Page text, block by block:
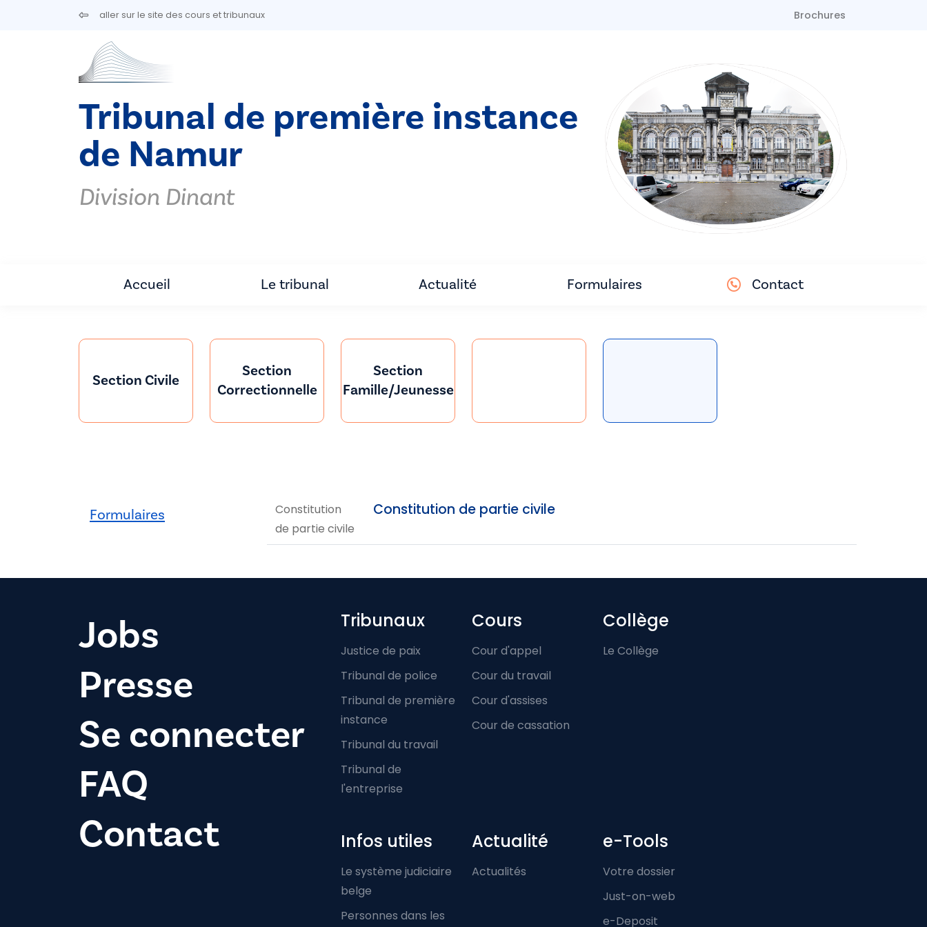
Aller au contenu principalaller sur le site des cours et tribunaux Brochures
Tribunal de première instance
de Namur
Division Dinant
Accueil Le tribunal Actualité Formulaires Contact
Section Civile
Section
Correctionnelle
Section
Famille/Jeunesse
Formulaires
Constitution
de partie civile
Constitution de partie civile
Jobs
Presse
Se connecter
FAQ
Contact
Footer-menu
Tribunaux
Justice de paix
Tribunal de police
Tribunal de première
instance
Tribunal du travail
Tribunal de
l'entreprise
Cours
Cour d'appel
Cour du travail
Cour d'assises
Cour de cassation
Collège
Le Collège
Infos utiles
Le système judiciaire
belge
Personnes dans les
Actualité
Actualités
e-Tools
Votre dossier
Just-on-web
e-Deposit